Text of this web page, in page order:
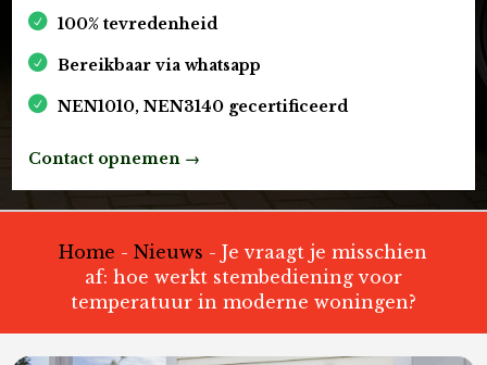
100% tevredenheid
Bereikbaar via whatsapp
NEN1010, NEN3140 gecertificeerd
Contact opnemen →
Home -Nieuws -Je vraagt je misschien
af: hoe werkt stembediening voor
temperatuur in moderne woningen?